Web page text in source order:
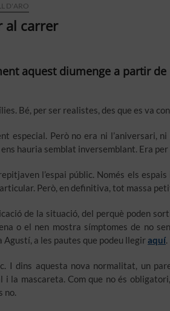
D'ARO
al carrer
aquest diumenge a partir
Bé, per ser realistes, des que es va
especial. Però no era ni l’aniversari, ni
hauria semblat inversemblant. Era
l’espai públic. Només els
Però, en definitiva, tot massa
de la situació, del perquè poden
o el nen mostra símptomes de no
a les pautes que podeu llegiraquí.
I dins aquesta nova normalitat, un
la mascareta. Com que no és
no.